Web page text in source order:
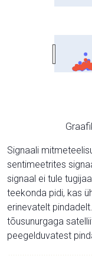
Signaali
sentimeetrites
signaal ei tule
teekonda pidi, kas
erinevatelt
tõusunurgaga
peegelduvatest